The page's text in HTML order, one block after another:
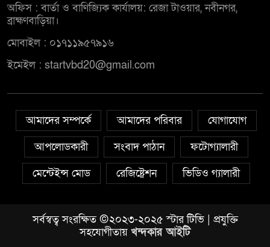
অফিস : বার্তা ও বাণিজ্যিক কার্যালয়: রেজা টাওয়ার, নবীনগর,
ব্রাহ্মণবাড়িয়া।
মোবাইল : ০১৭১১৯৫৭৯১৬
ইমেইল : startvbd20@gmail.com
আমাদের সম্পর্কে আমাদের পরিবার
যোগাযোগ
আপলোডকারী
সংবাদ পাঠান
ফটোগ্যালারী
মেন্টেইন্স মোড
রেজিষ্ট্রেশন ভিডিও গ্যালারী
সর্বস্বত্ব সংরক্ষিত ©২০২৩-২০২৫ স্টার টিভি | প্রযুক্তি
সহযোগীতায় খন্দকার আইটি